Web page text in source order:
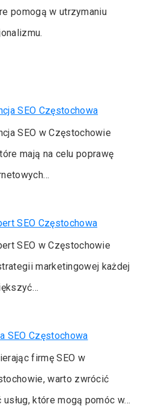
pomogą w utrzymaniu
SEO Częstochowa
SEO w Częstochowie
mają na celu poprawę
SEO Częstochowa
SEO w Częstochowie
marketingowej każdej
SEO Częstochowa
firmę SEO w
warto zwrócić
które mogą pomóc w…